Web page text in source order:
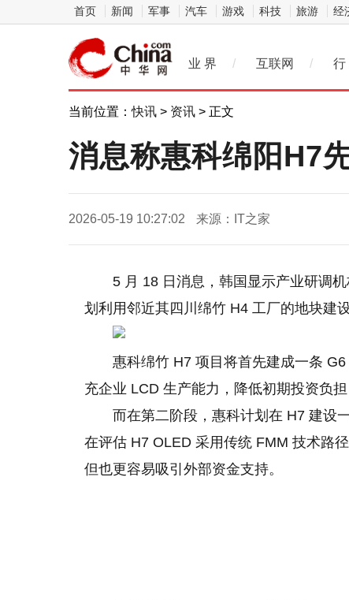
首页 新闻 军事 汽车 游戏 科技 旅游 经
业 界 / 互联网 / 行
当前位置：快讯 > 资讯 > 正文
消息称惠科绵阳H7
2026-05-19 10:27:02 来源：IT之家
5 月 18 日消息，韩国显示产业研调
划利用邻近其四川绵竹 H4 工厂的地块建
惠科绵竹 H7 项目将首先建成一条
充企业 LCD 生产能力，降低初期投资负
而在第二阶段，惠科计划在 H7 建设
在评估 H7 OLED 采用传统 FMM 技术路
但也更容易吸引外部资金支持。